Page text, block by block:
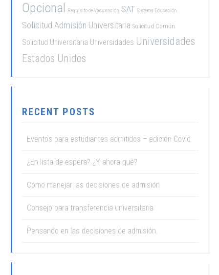
Opcional Requisito de Vacunación SAT Sistema Educación
Solicitud Admisión Universitaria Solicitud Común
Solicitud Universitaria Universidades Universidades
Estados Unidos
RECENT POSTS
Eventos para estudiantes admitidos – edición Covid
¿En lista de espera? ¿Y ahora qué?
Cómo manejar las decisiones de admisión
Consejo para transferencia universitaria
Pensando en las decisiones de admisión.